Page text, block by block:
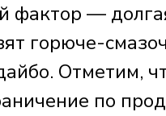
фактор —
горюче-
Отметим,
по